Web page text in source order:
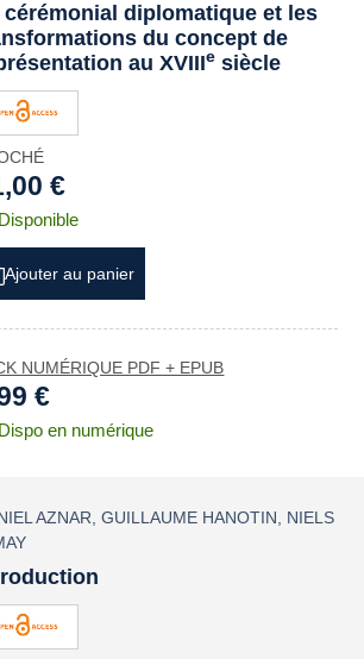
cérémonial diplomatique et les
du concept de
au XVIIIe siècle
€
Disponible
Ajouter au panier
NUMÉRIQUE PDF + EPUB
€
Dispo en numérique
AZNAR ,GUILLAUME HANOTIN
NIELS